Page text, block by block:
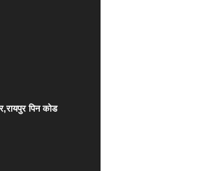
,रायपुर पिन कोड